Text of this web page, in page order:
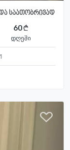
საათობრივად
60
დღეში
1